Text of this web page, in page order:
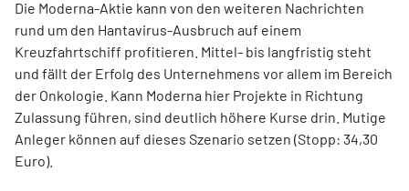
Die Moderna-Aktie kann von den weiteren Nachrichten
rund um den Hantavirus-Ausbruch auf einem
Kreuzfahrtschiff profitieren. Mittel- bis langfristig steht
und fällt der Erfolg des Unternehmens vor allem im Bereich
der Onkologie. Kann Moderna hier Projekte in Richtung
Zulassung führen, sind deutlich höhere Kurse drin. Mutige
Anleger können auf dieses Szenario setzen (Stopp: 34,30
Euro).